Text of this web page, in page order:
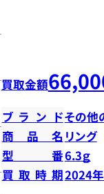
買取金額
ブランドその他
商品名 リング
型番6.3ｇ
買取時期2024